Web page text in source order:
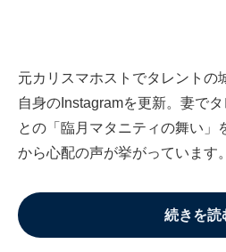
元カリスマホストでタレントの
自身のInstagramを更新。妻で
との「臨月マタニティの舞い」
から心配の声が挙がっています
続きを読